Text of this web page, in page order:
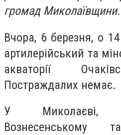
громад Миколаївщини.
Вчора, 6 березня, о
артилерійський та
акваторії
Постраждалих немає.
У Миколаєві,
Вознесенському